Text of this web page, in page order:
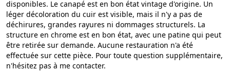
disponibles. Le canapé est en bon état vintage d'origine. Un
léger décoloration du cuir est visible, mais il n'y a pas de
déchirures, grandes rayures ni dommages structurels. La
structure en chrome est en bon état, avec une patine qui peut
être retirée sur demande. Aucune restauration n'a été
effectuée sur cette pièce. Pour toute question supplémentaire,
n'hésitez pas à me contacter.